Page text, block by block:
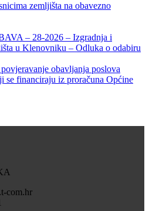
zemljišta na obavezno
– 28-2026 – Izgradnja i
u Klenovniku – Odluka o odabiru
obavljanja poslova
se financiraju iz proračuna Općine
com.hr